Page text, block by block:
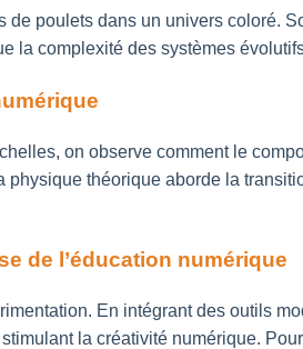
poulets dans un univers coloré.
la complexité des systèmes
on observe comment le
théorique aborde la
de l’éducation numérique
En intégrant des outils
la créativité numérique.